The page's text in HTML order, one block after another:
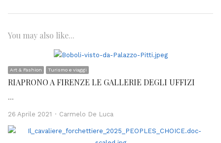
You may also like...
Art & Fashion Turismo e viaggi
RIAPRONO A FIRENZE LE GALLERIE DEGLI UFFIZI
…
26 Aprile 2021 Author
Carmelo De Luca